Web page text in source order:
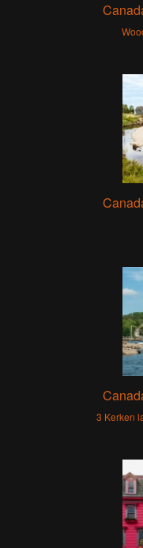
3 Kerken